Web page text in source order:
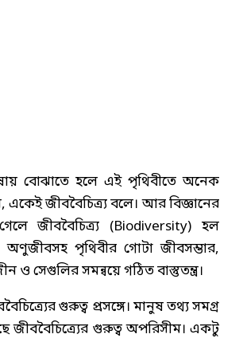
বোঝাতে হলে এই পৃথিবীতে অনেক
একেই জীববৈচিত্র্য বলে। আর বিজ্ঞানের
জীববৈচিত্র্য (Biodiversity) হল
অণুজীবসহ পৃথিবীর গোটা জীবসম্ভার,
ও সেগুলির সমন্বয়ে গঠিত বাস্তুতন্ত্র।
গুরুত্ব প্রসঙ্গে। মানুষ তথ্য সমগ্র
জীববৈচিত্র্যের গুরুত্ব অপরিসীম। একটু